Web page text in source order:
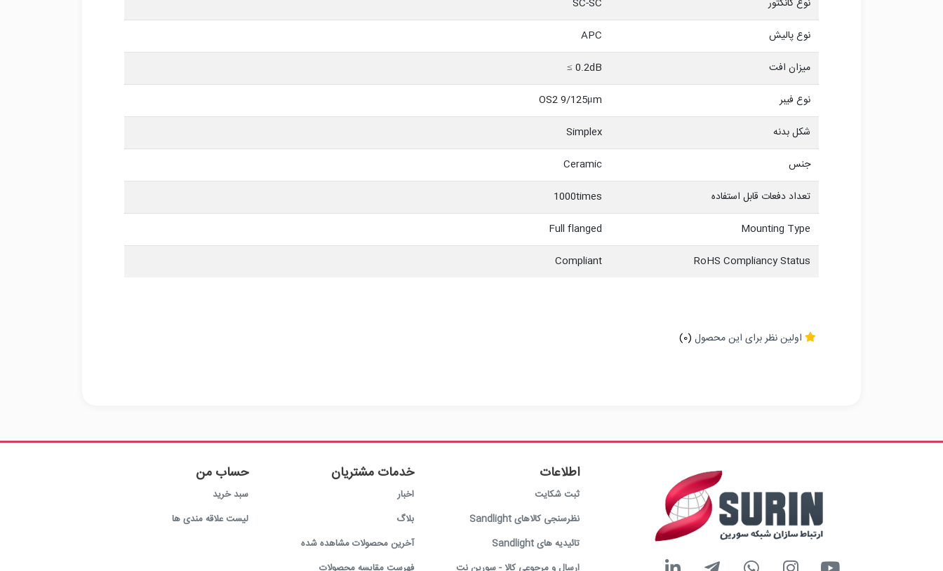
نوع کانکتور
SC-SC
نوع پالیش
APC
میزان افت
0.2dB ≥
نوع فیبر
OS2 9/125μm
شکل بدنه
Simplex
جنس
Ceramic
تعداد دفعات قابل استفاده
1000times
Mounting Type
Full flanged
RoHS Compliancy Status
Compliant
اولین نظر برای این محصول (0)
اطلاعات
ثبت شکایت
نظرسنجی کالاهای Sandlight
تائیدیه های Sandlight
خدمات مشتریان
اخبار
بلاگ
آخرین محصولات مشاهده شده
حساب من
سبد خرید
لیست علاقه مندی ها